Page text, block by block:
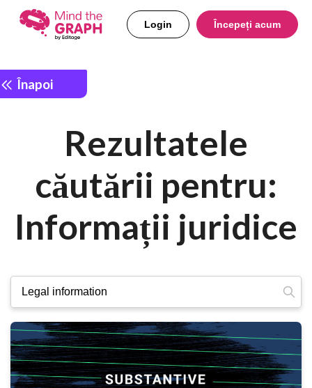
Login Începeți acum
Înapoi
Rezultatele
căutării pentru:
Informații juridice